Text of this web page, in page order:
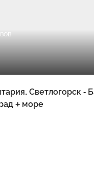
Светлогорск -
+ море